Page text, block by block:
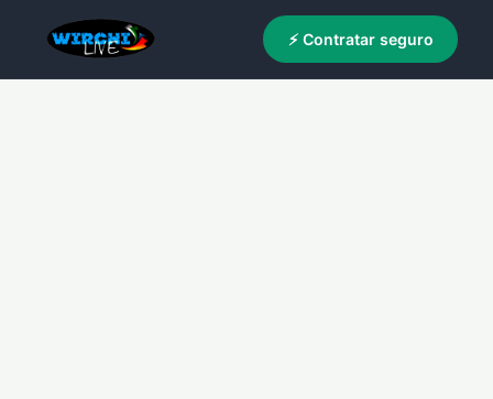
⚡ Contratar seguro